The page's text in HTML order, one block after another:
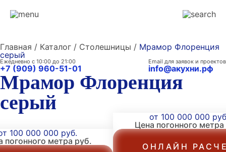
Главная / Каталог / Столешницы / Мрамор Флоренция
серый
Ежедневно с 10:00 до 21:00
+7 (909) 960-51-01
Email для заявок и проектов
info@акухни.рф
Мрамор Флоренция
серый
100 000 000 руб.
погонного метра руб.
от 100 000 000
Цена погонного метра
ОНЛАЙН